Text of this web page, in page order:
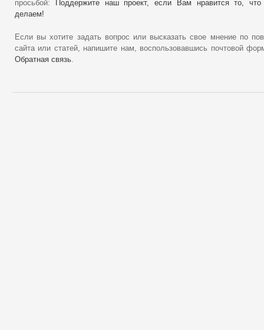
просьбой:
Поддержите наш проект, если Вам нравится то,
делаем!
Если вы хотите задать вопрос или высказать свое мнение по
сайта или статей, напишите нам, воспользовавшись почтовой
Обратная связь.